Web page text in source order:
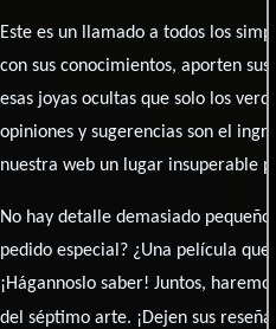
Este es un llamado a todos los
con sus conocimientos, aporten
esas joyas ocultas que solo los
opiniones y sugerencias son el
nuestra web un lugar insuperable
No hay detalle demasiado
pedido especial? ¿Una película que
¡Hágannoslo saber! Juntos,
del séptimo arte. ¡Dejen sus reseña